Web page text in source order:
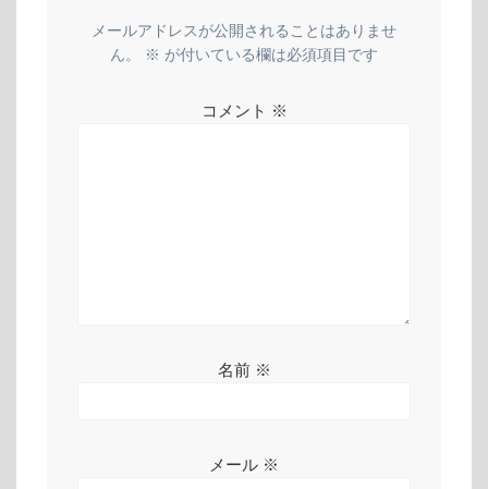
メールアドレスが公開されることはありませ
ん。
※ が付いている欄は必須項目です
コメント ※
名前 ※
メール ※